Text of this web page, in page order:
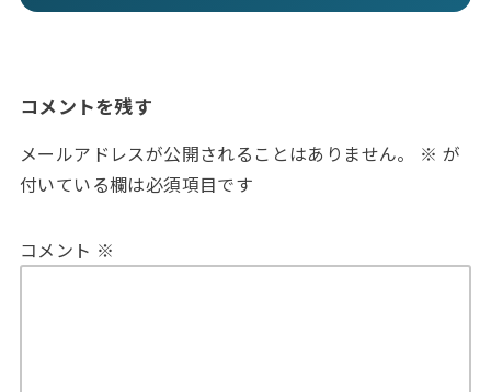
コメントを残す
メールアドレスが公開されることはありません。 ※ が
付いている欄は必須項目です
コメント ※